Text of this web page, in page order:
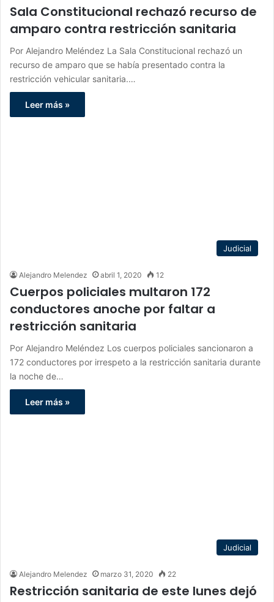
Sala Constitucional rechazó recurso de
amparo contra restricción sanitaria
Por Alejandro Meléndez La Sala Constitucional rechazó un
recurso de amparo que se había presentado contra la
restricción vehicular sanitaria.…
Leer más »
Judicial
Alejandro Melendez abril 1, 2020 12
Cuerpos policiales multaron 172
conductores anoche por faltar a
restricción sanitaria
Por Alejandro Meléndez Los cuerpos policiales sancionaron a
172 conductores por irrespeto a la restricción sanitaria durante
la noche de…
Leer más »
Judicial
Alejandro Melendez marzo 31, 2020 22
Restricción sanitaria de este lunes dejó